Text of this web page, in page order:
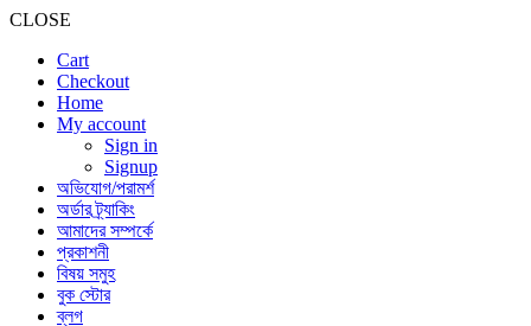
CLOSE
Cart
Checkout
Home
My account
Sign in
Signup
অভিযোগ/পরামর্শ
অর্ডার ট্র্যাকিং
আমাদের সম্পর্কে
প্রকাশনী
বিষয় সমুহ
বুক স্টোর
ব্লগ